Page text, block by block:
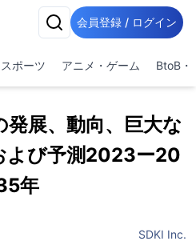
会員登録 / ログイン
スポーツ アニメ・ゲーム BtoB・
展、動向、巨大な
よび予測2023ー20
年
SDKI Inc.